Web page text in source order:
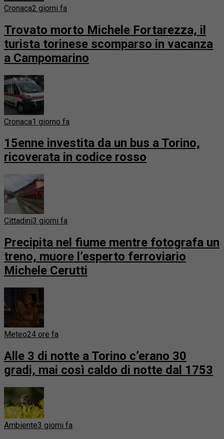
Cronaca2 giorni fa
Trovato morto Michele Fortarezza, il
turista torinese scomparso in vacanza
a Campomarino
Cronaca1 giorno fa
15enne investita da un bus a Torino,
ricoverata in codice rosso
Cittadini3 giorni fa
Precipita nel fiume mentre fotografa un
treno, muore l’esperto ferroviario
Michele Cerutti
Meteo24 ore fa
Alle 3 di notte a Torino c’erano 30
gradi, mai così caldo di notte dal 1753
Ambiente3 giorni fa